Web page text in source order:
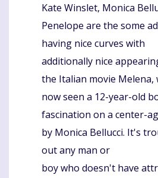
Kate Winslet, Monica
Penelope are the some
having nice curves with
additionally nice
the Italian movie Melena,
now seen a 12-year-old
fascination on a center-
by Monica Bellucci. It's
out any man or
boy who doesn't have